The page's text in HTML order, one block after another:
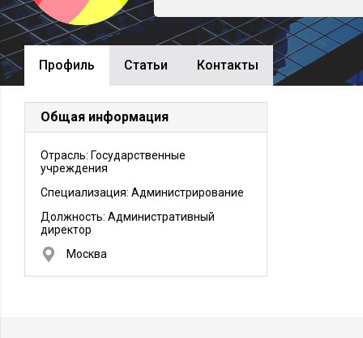
Профиль Cтатьи Контакты
Общая информация
Отрасль: Государственные
учреждения
Специализация: Администрирование
Должность: Административный
директор
Москва